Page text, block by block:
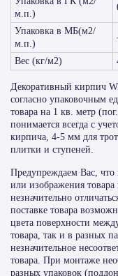
м.п.)
Упаковка в МБ(м2/
м.п.)
Вес (кг/м2)
Декоративный кирпич
согласно упаковочным
товара на 1 кв. метр
понимается всегда с
кирпича, 4-5 мм для
плитки и ступеней.
Предупреждаем Вас, что
или изображения
незначительно
поставке товара
цвета поверхности
товара, так и в разных
незначительное
товара. При монтаже
разных упаковок